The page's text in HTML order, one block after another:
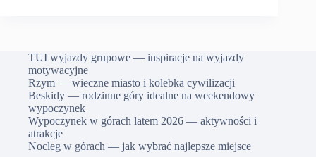
TUI wyjazdy grupowe — inspiracje na wyjazdy
motywacyjne
Rzym — wieczne miasto i kolebka cywilizacji
Beskidy — rodzinne góry idealne na weekendowy
wypoczynek
Wypoczynek w górach latem 2026 — aktywności i
atrakcje
Nocleg w górach — jak wybrać najlepsze miejsce